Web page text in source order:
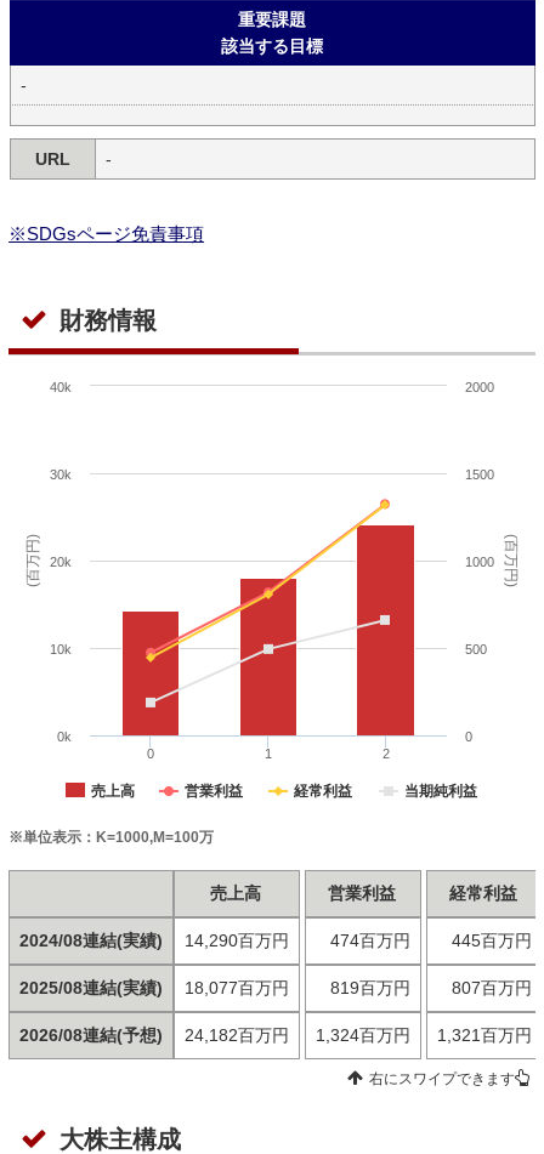
重要課題
該当する目標
-
URL -
※SDGsページ免責事項
財務情報
(百万円) (百万円)
売上高 営業利益 経常利益 当期純利益
0 1 2
0k
10k
20k
30k
40k
0
500
1000
1500
2000
※単位表示：K=1000,M=100万
2024/08連結(実績)
2025/08連結(実績)
2026/08連結(予想)
売上高
14,290百万円
18,077百万円
24,182百万円
営業利益
474百万円
819百万円
1,324百万円
経常利益
445百万円
807百万円
1,321百万円
右にスワイプできます
大株主構成